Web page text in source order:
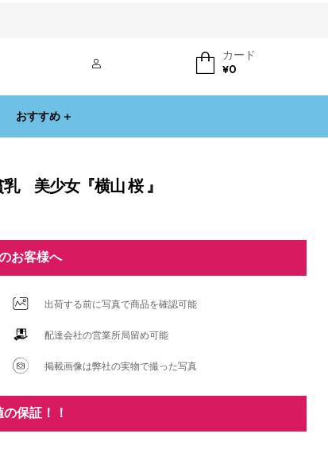
カード
¥0
おすすめ
美少女『横山 桜 』
お客様へ
出荷する前に写真で商品を確認可能
配達会社の営業所局留め可能
掲載画像は弊社の実物で撮った写真
の保証！！